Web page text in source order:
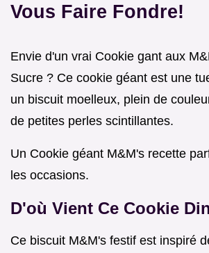
Vous Faire Fondre!
Envie d'un vrai Cookie gant aux
Sucre ? Ce cookie géant est une
un biscuit moelleux, plein de
de petites perles scintillantes.
Un Cookie géant M&M's recette
les occasions.
D'où Vient Ce Cookie
Ce biscuit M&M's festif est inspiré